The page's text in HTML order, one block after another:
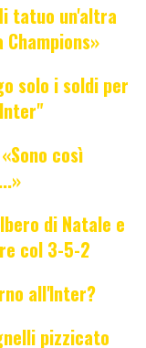
tatuo un'altra
solo i soldi per
così
di Natale e
col 3-5-2
all'Inter?
pizzicato